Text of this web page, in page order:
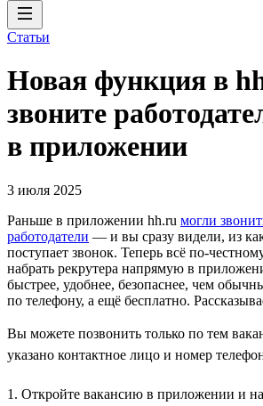
Статьи
Новая функция в
звоните
в приложении
3 июля 2025
Раньше в приложении hh.ru могли
работодатели — и вы сразу видели, из
поступает звонок. Теперь всё по-
набрать рекрутера напрямую в
быстрее, удобнее, безопаснее, чем
по телефону, а ещё бесплатно.
Вы можете позвонить только по тем
указано контактное лицо и номер
1. Откройте вакансию в приложении и